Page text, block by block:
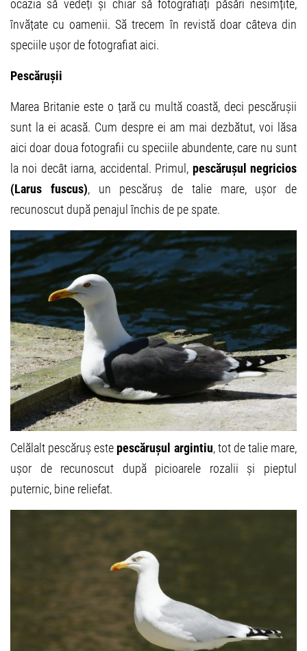
ocazia să vedeți și chiar să fotografiați păsări nesimțite,
învățate cu oamenii. Să trecem în revistă doar câteva din
speciile ușor de fotografiat aici.
Pescărușii
Marea Britanie este o țară cu multă coastă, deci pescărușii
sunt la ei acasă. Cum despre ei am mai dezbătut, voi lăsa
aici doar doua fotografii cu speciile abundente, care nu sunt
la noi decât iarna, accidental. Primul, pescărușul negricios
(Larus fuscus), un pescăruș de talie mare, ușor de
recunoscut după penajul închis de pe spate.
Celălalt pescăruș estepescărușul argintiu, tot de talie mare,
ușor de recunoscut după picioarele rozalii și pieptul
puternic, bine reliefat.